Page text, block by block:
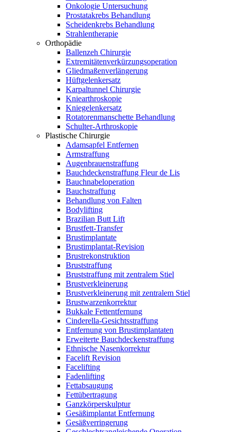
Onkologie Untersuchung
Prostatakrebs Behandlung
Scheidenkrebs Behandlung
Strahlentherapie
Orthopädie
Ballenzeh Chirurgie
Extremitätenverkürzungsoperation
Gliedmaßenverlängerung
Hüftgelenkersatz
Karpaltunnel Chirurgie
Kniearthroskopie
Kniegelenkersatz
Rotatorenmanschette Behandlung
Schulter-Arthroskopie
Plastische Chirurgie
Adamsapfel Entfernen
Armstraffung
Augenbrauenstraffung
Bauchdeckenstraffung Fleur de Lis
Bauchnabeloperation
Bauchstraffung
Behandlung von Falten
Bodylifting
Brazilian Butt Lift
Brustfett-Transfer
Brustimplantate
Brustimplantat-Revision
Brustrekonstruktion
Bruststraffung
Bruststraffung mit zentralem Stiel
Brustverkleinerung
Brustverkleinerung mit zentralem Stiel
Brustwarzenkorrektur
Bukkale Fettentfernung
Cinderella-Gesichtsstraffung
Entfernung von Brustimplantaten
Erweiterte Bauchdeckenstraffung
Ethnische Nasenkorrektur
Facelift Revision
Facelifting
Fadenlifting
Fettabsaugung
Fettübertragung
Ganzkörperskulptur
Gesäßimplantat Entfernung
Gesäßverringerung